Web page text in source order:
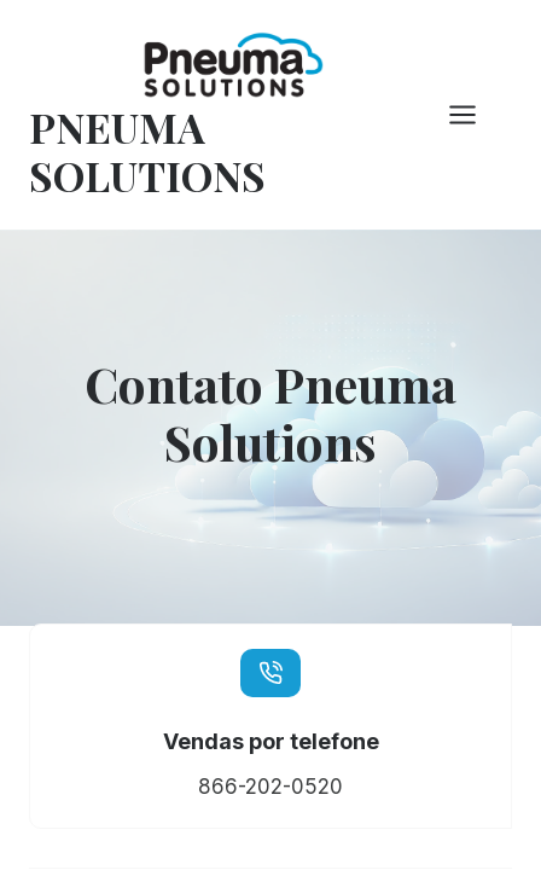
conteúdo
PNEUMA
SOLUTIONS
Contato Pneuma
Solutions
Vendas por telefone
866-202-0520